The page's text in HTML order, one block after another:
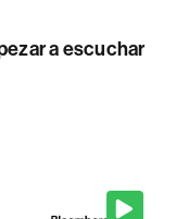
a escuchar